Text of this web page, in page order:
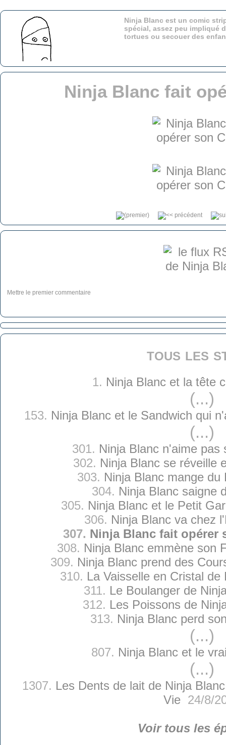
Ninja Blanc est un comic
spécial, assez peu impliqué
tortues ou secouer des
Ninja Blanc fait
Mettre le premier commentaire
tous les
1. Ninja Blanc et la tête
(...)
153. Ninja Blanc et le Sandwich qui
(...)
301. Ninja Blanc n'aime pas
302. Ninja Blanc se réveille
303. Ninja Blanc mange du
304. Ninja Blanc saigne
305. Ninja Blanc et le Petit
306. Ninja Blanc va chez
307. Ninja Blanc fait opérer
308. Ninja Blanc emmène son
309. Ninja Blanc prend des
310. La Vaisselle en Cristal de
311. Le Boulanger de
312. Les Poissons de
313. Ninja Blanc perd
(...)
807. Ninja Blanc et le
(...)
1307. Les Dents de lait de Ninja
Vie24/8/
Voir tous les